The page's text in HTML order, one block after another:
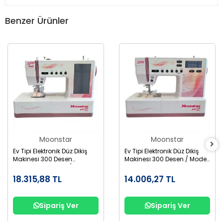
Benzer Ürünler
Moonstar
Ev Tipi Elektronik Düz Dikiş
Makinesi 300 Desen
Dokunmatik Ekran / Model
3300 Touch
18.315,88 TL
Sipariş Ver
Moonstar
Ev Tipi Elektronik Düz Dikiş
Makinesi 300 Desen / Model
14.006,27 TL
Sipariş Ver